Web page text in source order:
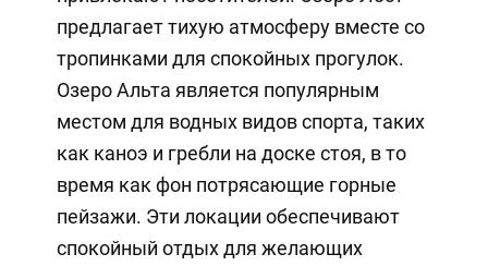
предлагает тихую атмосферу вместе со
тропинками для спокойных прогулок.
Озеро Альта является популярным
местом для водных видов спорта, таких
как каноэ и гребли на доске стоя, в то
время как фон потрясающие горные
пейзажи. Эти локации обеспечивают
спокойный отдых для желающих